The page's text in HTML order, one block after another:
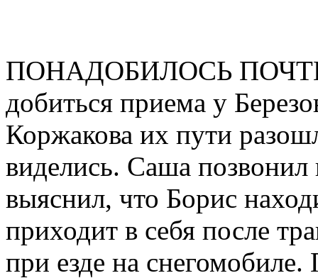
ПОНАДОБИЛОСЬ ПОЧТИ
добиться приема у
Коржакова их пути
виделись. Саша позвонил
выяснил, что Борис
приходит в себя после
при езде на